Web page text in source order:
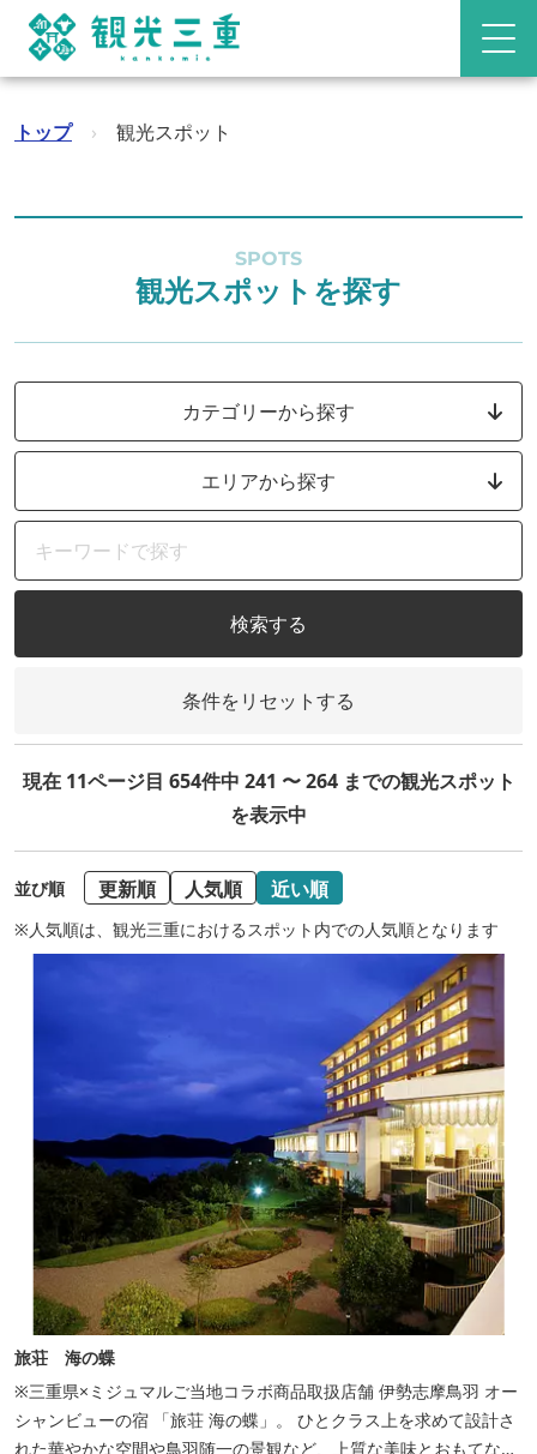
トップ › 観光スポット
SPOTS
観光スポットを探す
カテゴリーから探す
エリアから探す
検索する
条件をリセットする
現在 11ページ目 654件中 241 〜 264 までの観光スポット
を表示中
並び順 更新順 人気順 近い順
※人気順は、観光三重におけるスポット内での人気順となります
旅荘 海の蝶
※三重県×ミジュマルご当地コラボ商品取扱店舗 伊勢志摩鳥羽 オー
シャンビューの宿 「旅荘 海の蝶」。 ひとクラス上を求めて設計さ
れた華やかな空間や鳥羽随一の景観など、上質な美味とおもてなし